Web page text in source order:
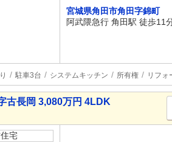
宮城県角田市角田字錦町
阿武隈急行 角田駅 徒歩11
駐車3台 システムキッチン 所有権 リフォ
古長岡 3,080万円 4LDK
宅